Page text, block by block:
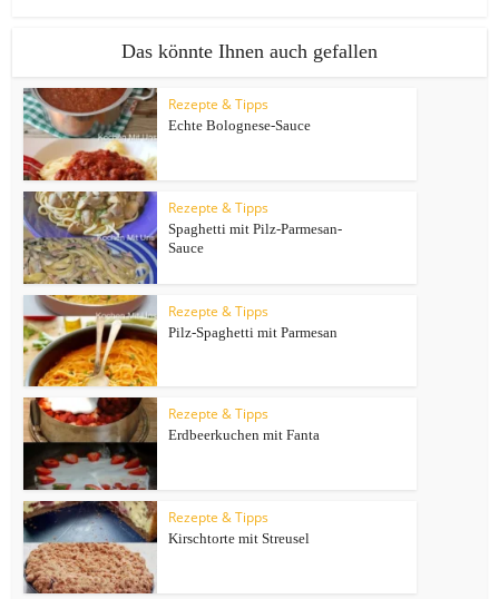
Das könnte Ihnen auch gefallen
Rezepte & Tipps
Echte Bolognese-Sauce
Rezepte & Tipps
Spaghetti mit Pilz-Parmesan-
Sauce
Rezepte & Tipps
Pilz-Spaghetti mit Parmesan
Rezepte & Tipps
Erdbeerkuchen mit Fanta
Rezepte & Tipps
Kirschtorte mit Streusel